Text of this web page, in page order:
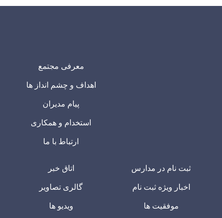
معرفی مجتمع
اهداف و چشم انداز ها
پیام مدیران
استخدام و همکاری
ارتباط با ما
ثبت نام در مدارس
اخبار ویژه ثبت نام
موفقیت ها
اتاق خبر
گالری تصاویر
ویدیو ها